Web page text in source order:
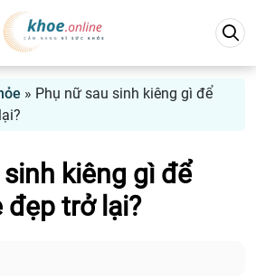
» Phụ nữ sau sinh kiêng gì để
kiêng gì để
đẹp trở lại?